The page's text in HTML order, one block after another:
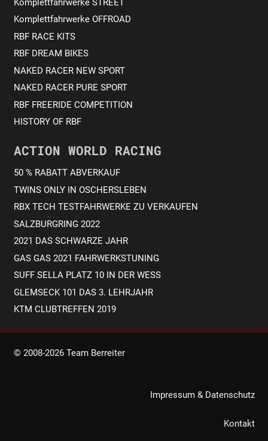
Komplettfahrwerke STREET
Komplettfahrwerke OFFROAD
RBF RACE KITS
RBF DREAM BIKES
NAKED RACER NEW SPORT
NAKED RACER PURE SPORT
RBF FREERIDE COMPETITION
HISTORY OF RBF
ACTION WORLD RACING
50 % RABATT ABVERKAUF
TWINS ONLY IN OSCHERSLEBEN
RBX TECH TESTFAHRWERKE ZU VERKAUFEN
SALZBURGRING 2022
2021 DAS SCHWARZE JAHR
GAS GAS 2021 FAHRWERKSTUNING
SUFF SELLA PLATZ 10 IN DER WESS
GLEMSECK 101 DAS 3. LEHRJAHR
KTM CLUBTREFFEN 2019
© 2008-2026 Team Berreiter
Impressum & Datenschutz
Kontakt